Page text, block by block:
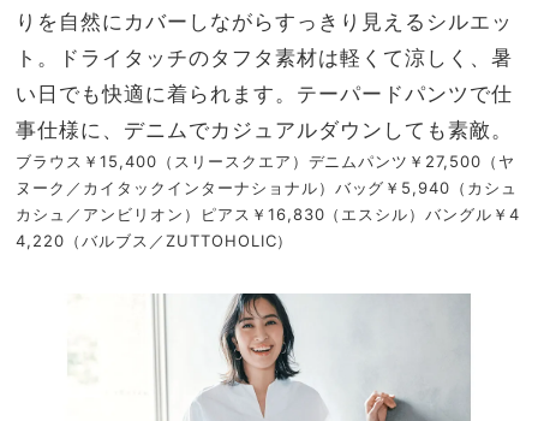
りを自然にカバーしながらすっきり見えるシルエッ
ト。ドライタッチのタフタ素材は軽くて涼しく、暑
い日でも快適に着られます。テーパードパンツで仕
事仕様に、デニムでカジュアルダウンしても素敵。
ブラウス￥15,400（スリースクエア）デニムパンツ￥27,500（ヤ
ヌーク／カイタックインターナショナル）バッグ￥5,940（カシュ
カシュ／アンビリオン）ピアス￥16,830（エスシル）バングル￥4
4,220（バルブス／ZUTTOHOLIC）